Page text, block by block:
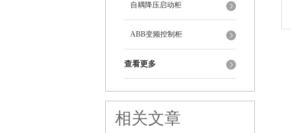
自耦降压启动柜
ABB变频控制柜
查看更多
相关文章